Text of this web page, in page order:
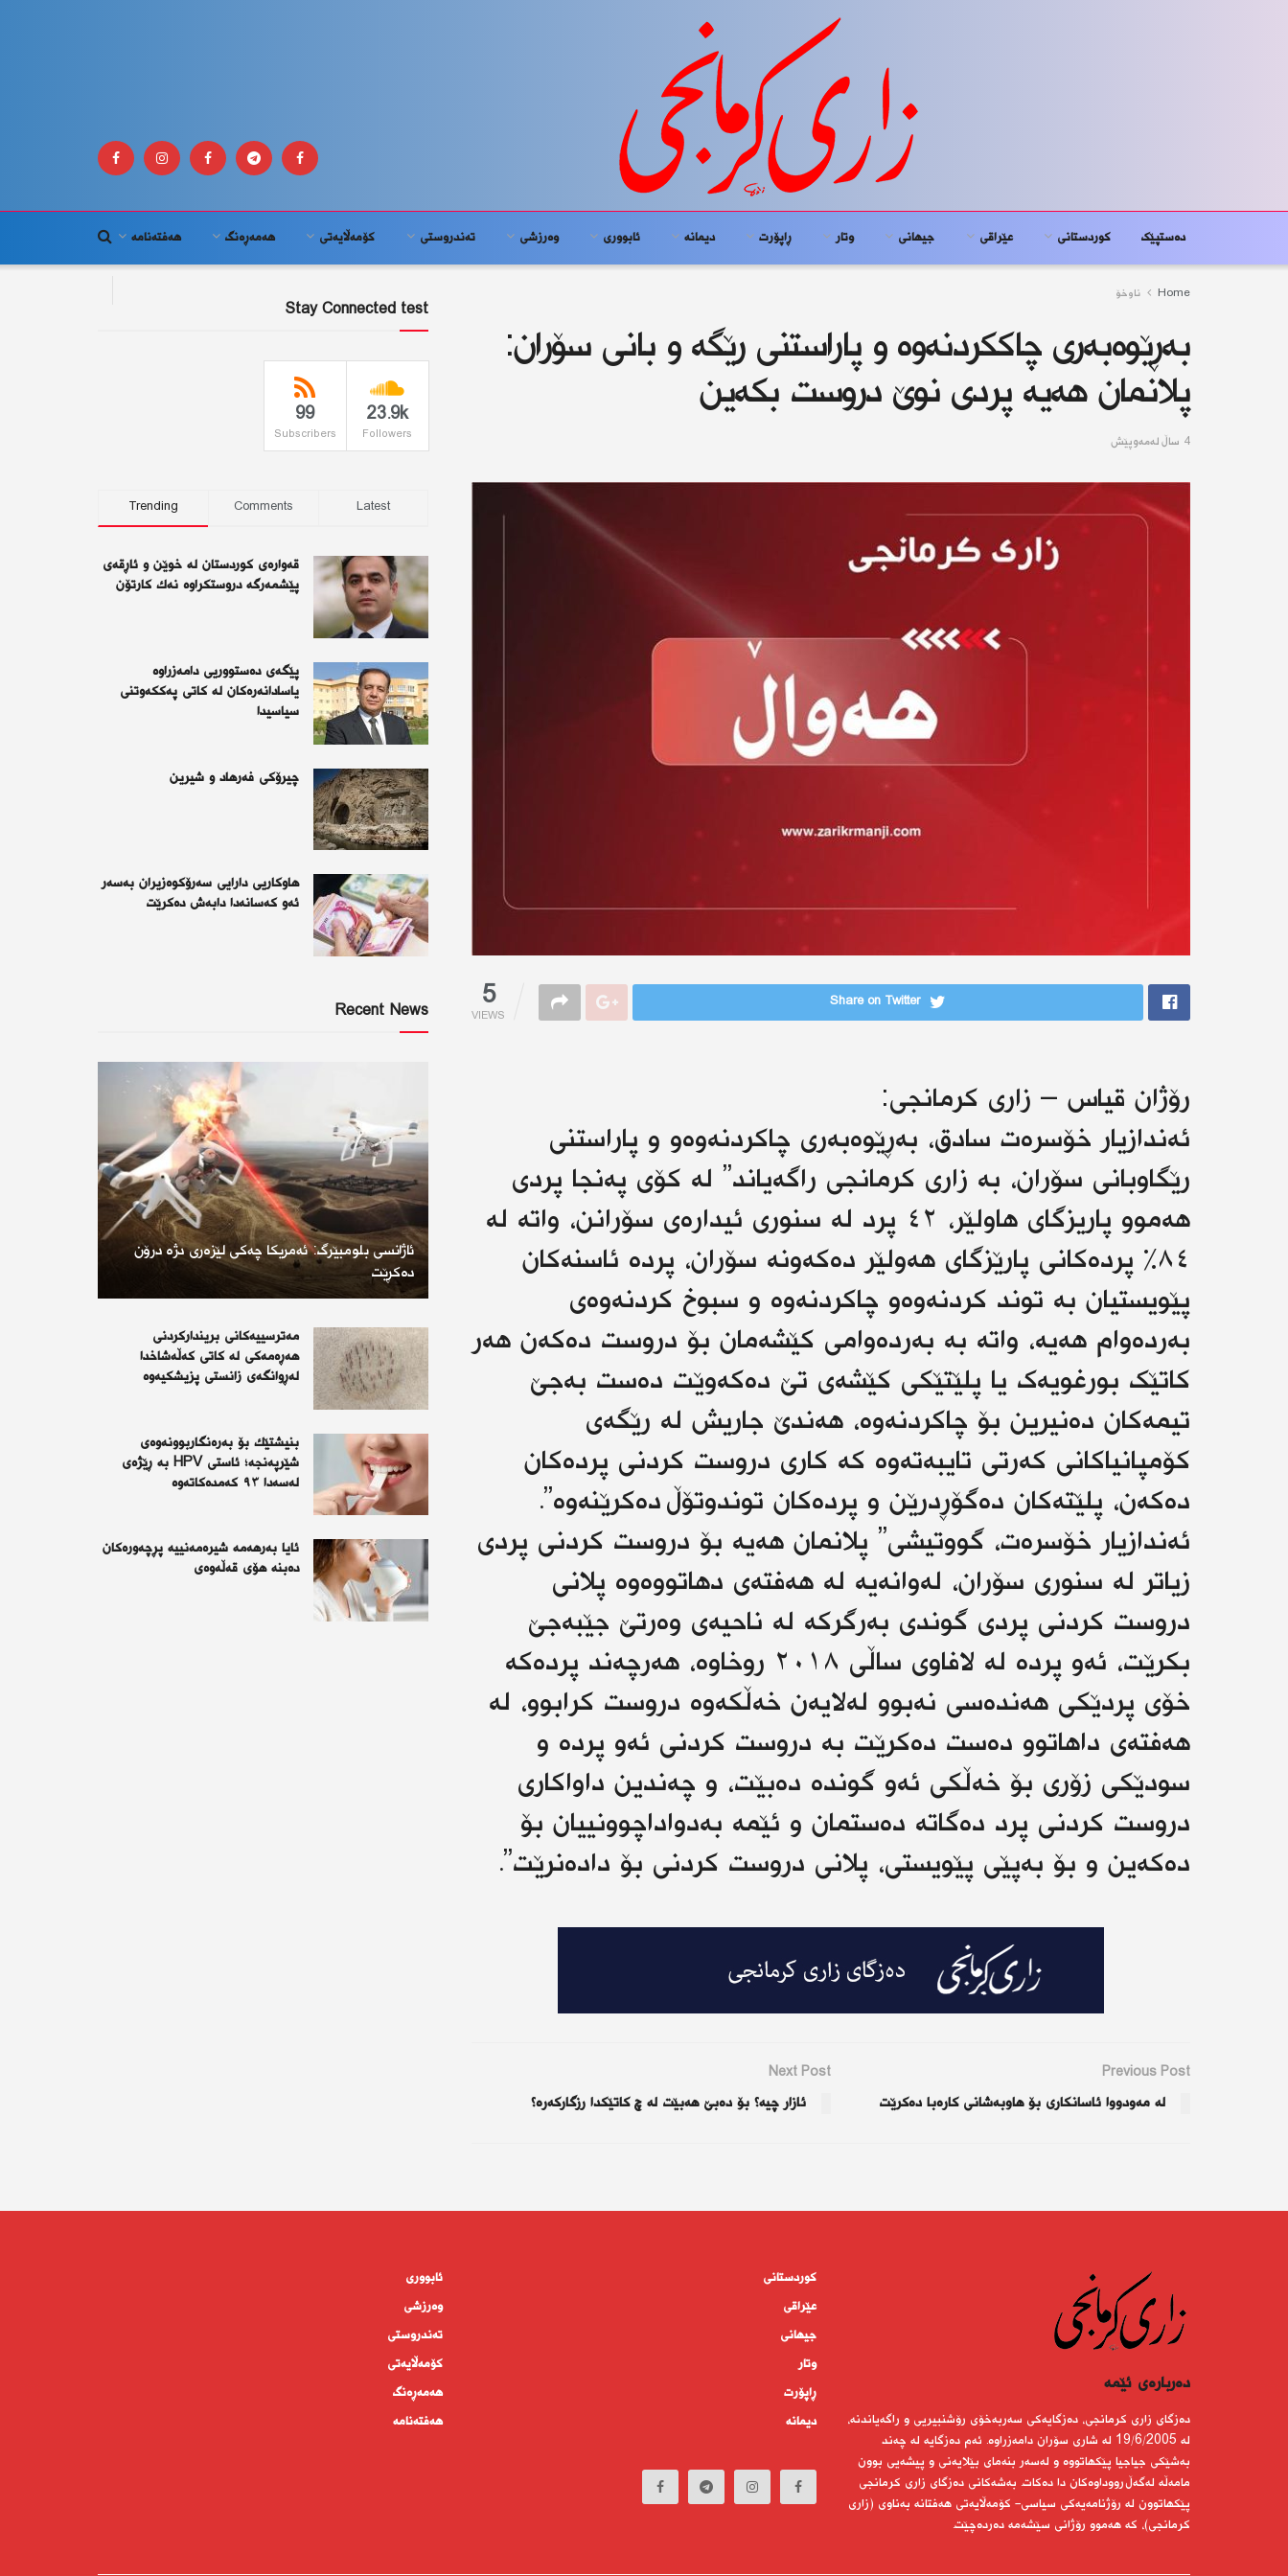
دەستپێک کوردستانى عێراقی جیهانى وتار ڕاپۆرت دیمانە ئابوورى وەرزشی تەندروستى كۆمه‌ڵايه‌تى هەمەڕەنگ هەفتەنامە
Home ناوخۆ
بەڕێوەبەری چاككردنەوە و پاراستنی رێگە و بانی سۆران:
پلانمان هەیە پردی نوێ دروست بكەین
4 ساڵ له‌مه‌وپێش
5
VIEWS
Share on Twitter
رۆژان قیاس – زاری کرمانجی:
ئەندازیار خۆسرەت سادق، بەڕێوەبەری چاکردنەوەو و پاراستنی
رێگاوبانی سۆران، بە زاری کرمانجی راگەیاند” لە کۆی پەنجا پردی
هەموو پاریزگای هاولێر، ٤٢ پرد لە سنوری ئیدارەی سۆرانن، واتە لە
٨٤% پردەکانی پارێزگای هەولێر دەکەونە سۆران، پردە ئاسنەکان
پێویستیان بە توند کردنەوەو چاکردنەوە و سبوخ کردنەوەی
بەردەوام هەیە، واتە بە بەردەوامی کێشەمان بۆ دروست دەکەن هەر
کاتێک بورغویەک یا پلێتێکی کێشەی تێ دەکەوێت دەست بەجێ
تیمەکان دەنیرین بۆ چاکردنەوە، هەندێ جاریش لە رێگەی
کۆمپانیاکانی کەرتی تایبەتەوە کە کاری دروست کردنی پردەکان
دەکەن، پلێتەکان دەگۆڕدرێن و پردەکان توندوتۆڵ دەکرێنەوە”.
ئەندازیار خۆسرەت، گووتیشی” پلانمان هەیە بۆ دروست کردنی پردی
زیاتر لە سنوری سۆران، لەوانەیە لە هەفتەی دهاتووەوە پلانی
دروست کردنی پردی گوندی بەرگرکە لە ناحیەی وەرتێ جێبەجێ
بکرێت، ئەو پردە لە لافاوی ساڵی ٢٠١٨ روخاوە، هەرچەند پردەکە
خۆی پردێکی هەندەسی نەبوو لەلایەن خەڵکەوە دروست کرابوو، لە
هەفتەی داهاتوو دەست دەکرێت بە دروست کردنی ئەو پردە و
سودێکی زۆری بۆ خەڵکی ئەو گوندە دەبێت، و چەندین داواکاری
دروست کردنی پرد دەگاتە دەستمان و ئێمە بەدواداچوونییان بۆ
دەكەین و بۆ بەپێی پێویستی، پلانی دروست کردنی بۆ دادەنرێت”.
Previous Post
لە مەودووا ئاسانكاری بۆ هاوبەشانی كارەبا دەكرێت
Next Post
ئازار چیە؟ بۆ دەبێ هەبێت لە چ کاتێکدا رزگارکەرە؟
Stay Connected test
23.9k
Followers
99
Subscribers
Trending Comments Latest
قەوارەی كوردستان لە خوێن و ئاڕقەی
پێشمەرگە دروستكراوە نەك كارتۆن
پێگەی دەستووریی دامەزراوە
یاسادانەرەكان لە كاتی پەككەوتنی
سیاسیدا
چیرۆكی فەرهاد و شیرین
هاوکاریی دارایی سەرۆکوەزیران بەسەر
ئەو كەسانەدا دابەش دەکرێت
Recent News
ئاژانسی بلومبێرگ: ئەمریكا چەكی لێزەری دژە درۆن
دەكڕێت
مەترسییەکانی بریندارکردنی
هەڕەمەکی لە کاتی کەڵەشاخدا
لەڕوانگەی زانستی پزیشکیەوە
بنیشتێك بۆ بەرەنگاربوونەوەی
شێرپەنجە؛ ئاستی HPV بە ڕێژەی
لەسەدا ٩٣ كەمدەكاتەوە
ئايا به‌رهه‌مه‌ شيره‌مه‌نييه‌ پڕچه‌وره‌كان
ده‌بنه‌ هۆى قه‌ڵه‌وه‌ى
دەربارەى ئێمە
دەزگای زاری كرمانجی، دەزگایەكی سەربەخۆی رۆشنبیریی و راگەیاندنە،
لە 19/6/2005 لە شاری سۆران دامەزراوە. ئەم دەزگایە لە چەند
بەشێكی جیاجیا پێكهاتووە و لەسەر بنەمای بێلایەنی و پیشەیی بوون
مامەڵە لەگەڵ رووداوەكان دا دەكات. بەشەكانی دەزگای زاری كرمانجی
پێكهاتوون لە رۆژنامەیەكی سیاسی- كۆمەڵایەتی هەفتانە بەناوی (زاری
كرمانجی)، كە هەموو رۆژانی سێشەمە دەردەچێت.
کوردستانى
عێراقی
جیهانى
وتار
ڕاپۆرت
دیمانە
ئابوورى
وەرزشی
تەندروستى
كۆمه‌ڵايه‌تى
هەمەڕەنگ
هەفتەنامە